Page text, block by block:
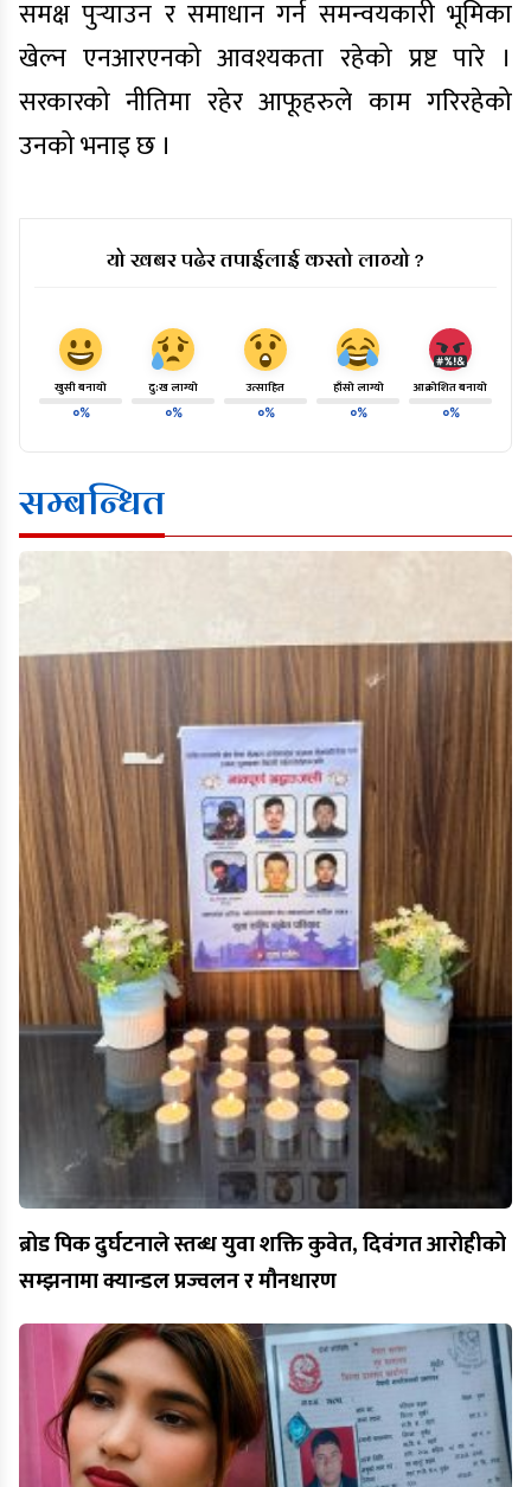
समक्ष पुर्‍याउन र समाधान गर्न समन्वयकारी भूमिका
खेल्न एनआरएनको आवश्यकता रहेको प्रष्ट पारे ।
सरकारको नीतिमा रहेर आफूहरुले काम गरिरहेको
उनको भनाइ छ ।
यो खबर पढेर तपाईलाई कस्तो लाग्यो ?
खुसी बनायो
०%
दु:ख लाग्यो
०%
उत्साहित
०%
हाँसो लाग्यो
०%
आक्रोशित बनायो
०%
सम्बन्धित
ब्रोड पिक दुर्घटनाले स्तब्ध युवा शक्ति कुवेत, दिवंगत आरोहीको
सम्झनामा क्यान्डल प्रज्वलन र मौनधारण